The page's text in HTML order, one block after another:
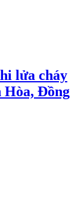
lửa cháy
Hòa, Đồng